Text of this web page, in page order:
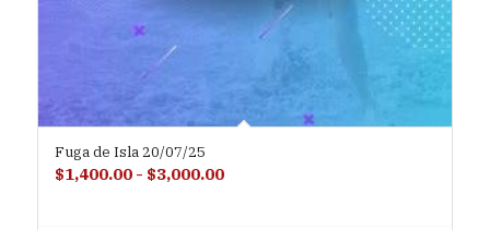
Fuga de Isla 20/07/25
$1,400.00 - $3,000.00Rango